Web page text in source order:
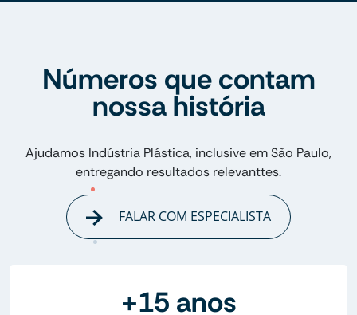
Números que contam
nossa história
Ajudamos Indústria Plástica, inclusive em São Paulo,
entregando resultados relevanttes.
FALAR COM ESPECIALISTA
+15 anos